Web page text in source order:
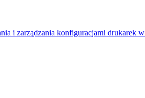
i zarządzania konfiguracjami drukarek